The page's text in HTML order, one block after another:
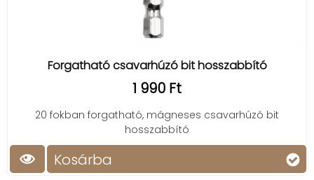
Forgatható csavarhúzó bit hosszabbító
1 990 Ft
20 fokban forgatható, mágneses csavarhúzó bit
hosszabbító
Kosárba